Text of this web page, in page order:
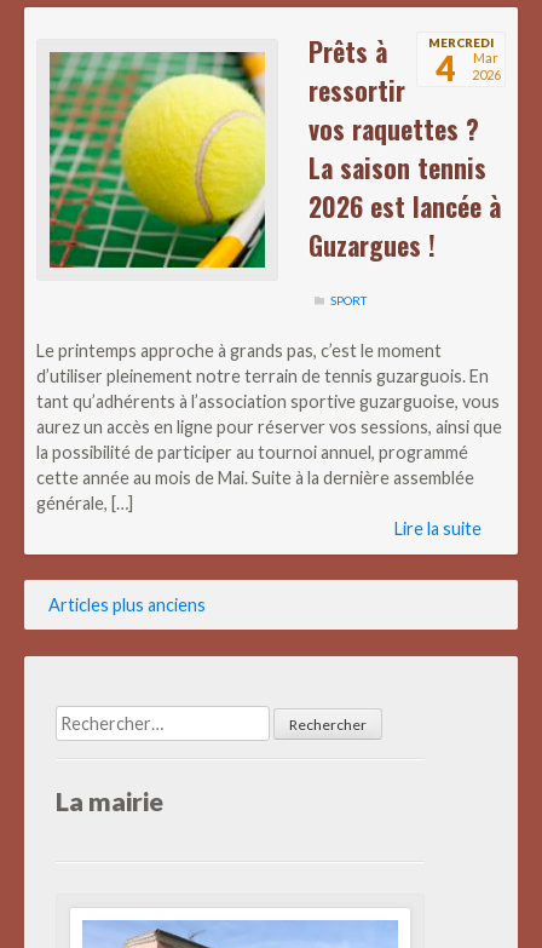
MERCREDI
4
Mar
2026
Prêts à
ressortir
vos raquettes ?
La saison tennis
2026 est lancée à
Guzargues !
SPORT
Le printemps approche à grands pas, c’est le moment
d’utiliser pleinement notre terrain de tennis guzarguois. En
tant qu’adhérents à l’association sportive guzarguoise, vous
aurez un accès en ligne pour réserver vos sessions, ainsi que
la possibilité de participer au tournoi annuel, programmé
cette année au mois de Mai. Suite à la dernière assemblée
générale, […]
Lire la suite
Navigation
des
Articles plus anciens
Rechercher :
La mairie